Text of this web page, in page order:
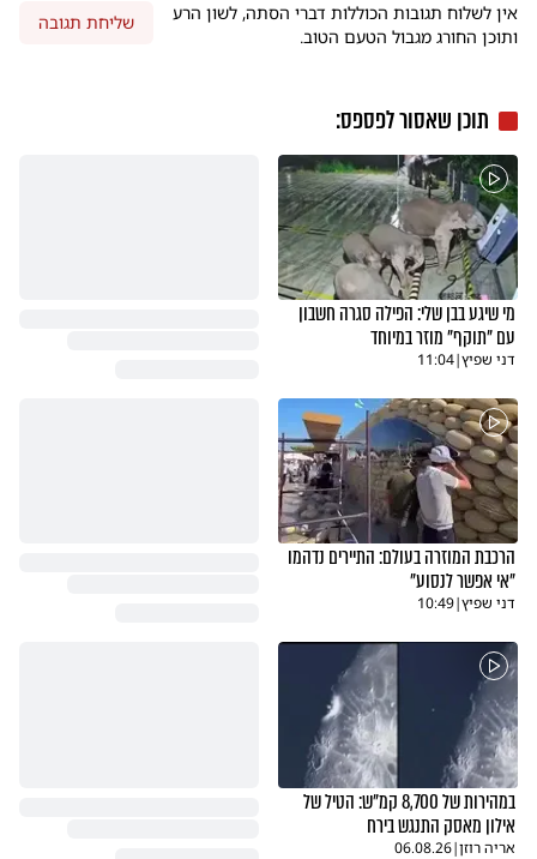
אין לשלוח תגובות הכוללות דברי הסתה, לשון הרע
ותוכן החורג מגבול הטעם הטוב.
שליחת תגובה
תוכן שאסור לפספס:
מי שיגע בבן שלי: הפילה סגרה חשבון
עם "תוקף" מוזר במיוחד
דני שפיץ|
11:04
הרכבת המוזרה בעולם: התיירים נדהמו
"אי אפשר לנסוע"
דני שפיץ|
10:49
במהירות של 8,700 קמ"ש: הטיל של
אילון מאסק התנגש בירח
אריה רוזן|
06.08.26